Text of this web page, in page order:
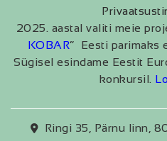
2025. aastal valiti meie
KOBAR” Eesti parimaks
Sügisel esindame Eestit
konkursil.
Ringi 35, Pärnu linn,